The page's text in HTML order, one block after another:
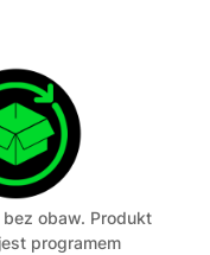
bez obaw. Produkt
programem